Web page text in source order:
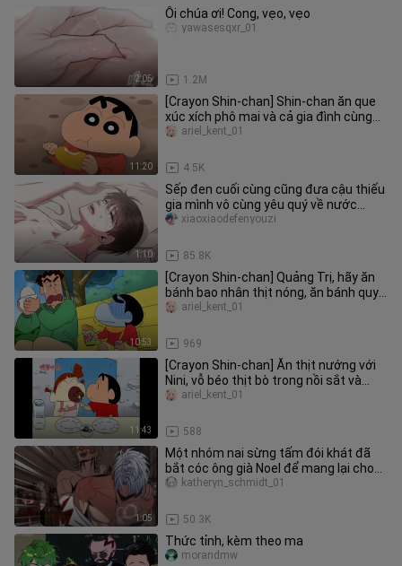
2:05
Ôi chúa ơi! Cong, vẹo, vẹo
1.2M
yawasesqxr_01
11:20
[Crayon Shin-chan] Shin-chan ăn que
xúc xích phô mai và cả gia đình cùng
nhau ngắm hoàng hôn. Thật ấ
4.5K
ariel_kent_01
1:10
Sếp đen cuối cùng cũng đưa cậu thiếu
gia mình vô cùng yêu quý về nước
nhưng lại hèn nhát
85.8K
xiaoxiaodefenyouzi
10:53
[Crayon Shin-chan] Quảng Trị, hãy ăn
bánh bao nhân thịt nóng, ăn bánh quy
nguội sẽ rất thú vị.
969
ariel_kent_01
11:43
[Crayon Shin-chan] Ăn thịt nướng với
Nini, vỗ béo thịt bò trong nồi sắt và
thêm xiên thịt, rồi bày m
588
ariel_kent_01
1:05
Một nhóm nai sừng tấm đói khát đã
bắt cóc ông già Noel để mang lại cho
ông chút màu sắc!
50.3K
katheryn_schmidt_01
Thức tỉnh, kèm theo ma
morandmw